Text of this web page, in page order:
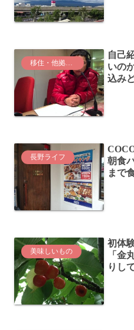
移住・他拠点生活
自己
いの
込み
長野ライフ
朝食
まで
美味しいもの
初体
「金
りし